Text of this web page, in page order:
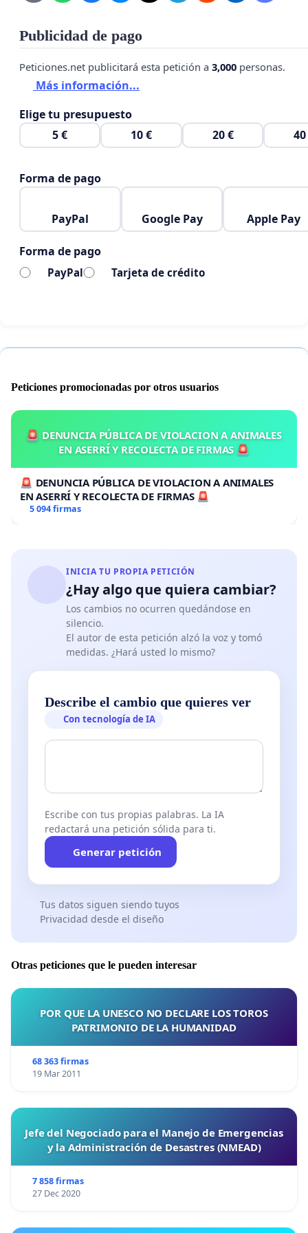
inversión de infraestructura para que así personas de
dispongan de éste como lugar de esparcimiento y
presentado: https://parlamentaria.legislatura.gob.ar//
id=140011
Publicidad de pago
Peticiones.net publicitará esta petición a 3,000 personas.
Más información...
Elige tu presupuesto
5 €
10 € 20 €
Forma de pago
PayPal Google Pay Apple Pay
Forma de pago
PayPal Tarjeta de crédito
Peticiones promocionadas por otros usuarios
🚨 DENUNCIA PÚBLICA DE VIOLACION A ANIMALES
EN ASERRÍ Y RECOLECTA DE FIRMAS 🚨
🚨 DENUNCIA PÚBLICA DE VIOLACION A ANIMALES
EN ASERRÍ Y RECOLECTA DE FIRMAS 🚨
5 094 firmas
INICIA TU PROPIA PETICIÓN
¿Hay algo que quiera cambiar?
Los cambios no ocurren quedándose en
silencio.
El autor de esta petición alzó la voz y tomó
medidas. ¿Hará usted lo mismo?
Describe el cambio que quieres ver
Con tecnología de IA
Escribe con tus propias palabras. La IA
redactará una petición sólida para ti.
Generar petición
Tus datos siguen siendo tuyos
Privacidad desde el diseño
Otras peticiones que le pueden interesar
POR QUE LA UNESCO NO DECLARE LOS TOROS
PATRIMONIO DE LA HUMANIDAD
68 363 firmas
19 Mar 2011
Jefe del Negociado para el Manejo de Emergencias
y la Administración de Desastres (NMEAD)
7 858 firmas
27 Dec 2020